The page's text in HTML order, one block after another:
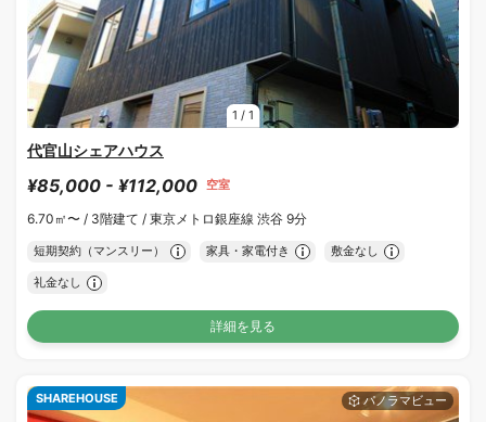
1 / 1
代官山シェアハウス
¥85,000 - ¥112,000 空室
6.70㎡〜 / 3階建て / 東京メトロ銀座線 渋谷 9分
短期契約（マンスリー） 家具・家電付き 敷金なし
礼金なし
詳細を見る
SHAREHOUSE